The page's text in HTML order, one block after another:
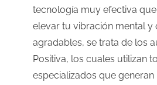
tecnología muy efectiva
elevar tu vibración mental y
agradables, se trata de los
Positiva, los cuales utilizan
especializados que generan